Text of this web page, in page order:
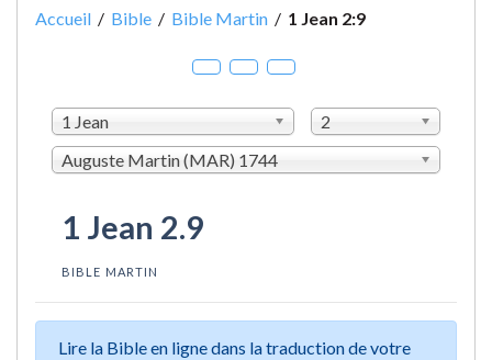
Accueil / Bible / Bible Martin / 1 Jean 2:9
1 Jean
2
Auguste Martin (MAR) 1744
1 Jean 2.9
BIBLE MARTIN
Lire la Bible en ligne dans la traduction de votre